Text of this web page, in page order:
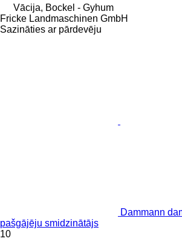
Vācija, Bockel - Gyhum
Fricke Landmaschinen GmbH
Sazināties ar pārdevēju
Dammann
pašgājēju smidzinātājs
10